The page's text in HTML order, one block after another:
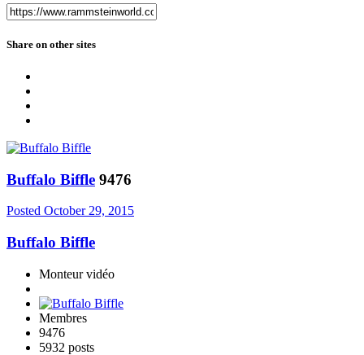
Share on other sites
Buffalo Biffle 9476
Posted October 29, 2015
Buffalo Biffle
Monteur vidéo
Membres
9476
5932 posts